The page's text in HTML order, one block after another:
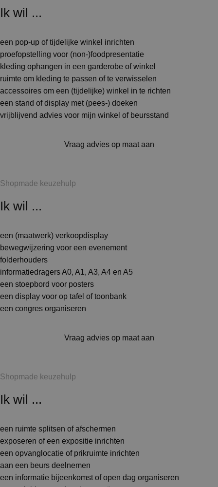
Ik wil ...
een pop-up of tijdelijke winkel inrichten
proefopstelling voor (non-)foodpresentatie
kleding ophangen in een garderobe of winkel
ruimte om kleding te passen of te verwisselen
accessoires om een (tijdelijke) winkel in te richten
een stand of display met (pees-) doeken
vrijblijvend advies voor mijn winkel of beursstand
Vraag advies op maat aan
Shopmade keuzehulp
Ik wil ...
een (maatwerk) verkoopdisplay
bewegwijzering voor een evenement
folderhouders
informatiedragers A0, A1, A3, A4 en A5
een stoepbord voor posters
een display voor op tafel of toonbank
een congres organiseren
Vraag advies op maat aan
Shopmade keuzehulp
Ik wil ...
een ruimte splitsen of afschermen
exposeren of een expositie inrichten
een opvanglocatie of prikruimte inrichten
aan een beurs deelnemen
een informatie bijeenkomst of open dag organiseren